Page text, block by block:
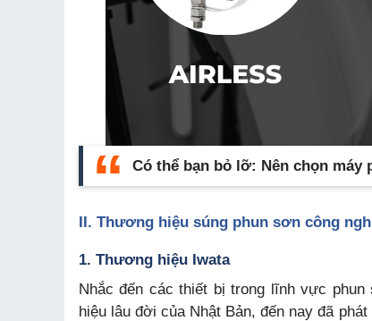
Có thể bạn bỏ lỡ: Nên chọn máy
II. Thương hiệu súng phun sơn công
1. Thương hiệu Iwata
Nhắc đến các thiết bị trong lĩnh vực
hiệu lâu đời của Nhật Bản, đến nay đã